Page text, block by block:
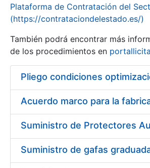
Plataforma de Contratación del
(https://contrataciondelestado.es/)
También podrá encontrar más
de los procedimientos en